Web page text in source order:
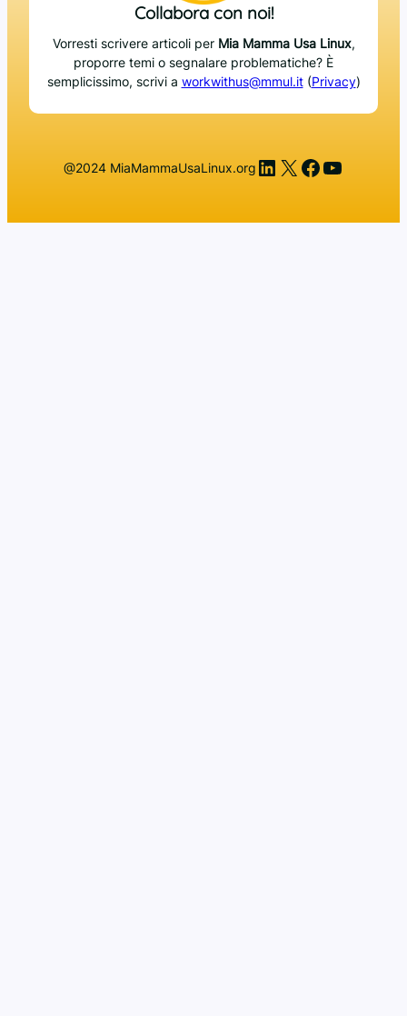
Collabora con noi!
Vorresti scrivere articoli per Mia Mamma Usa Linux,
proporre temi o segnalare problematiche? È
semplicissimo, scrivi a workwithus@mmul.it(Privacy)
@2024 MiaMammaUsaLinux.org LinkedIn
X Facebook